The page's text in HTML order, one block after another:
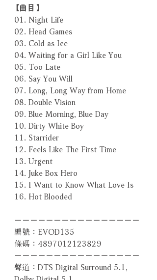
【曲目】
01. Night Life
02. Head Games
03. Cold as Ice
04. Waiting for a Girl Like You
05. Too Late
06. Say You Will
07. Long, Long Way from Home
08. Double Vision
09. Blue Morning, Blue Day
10. Dirty White Boy
11. Starrider
12. Feels Like The First Time
13. Urgent
14. Juke Box Hero
15. I Want to Know What Love Is
16. Hot Blooded
－－－－－－－－－－－－－－－－
編號：EVOD135
條碼：4897012123829
－－－－－－－－－－－－－－－－
聲道：DTS Digital Surround 5.1,